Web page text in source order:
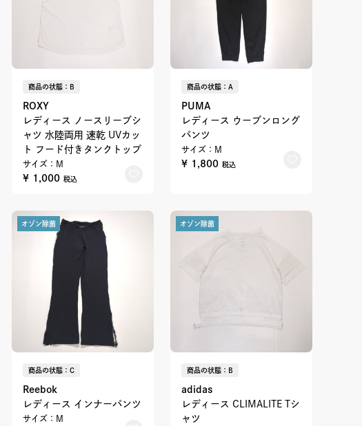
商品の状態：B
ROXY
レディース ノースリーブシ
ャツ 水陸両用 速乾 UVカッ
ト フード付きタンクトップ
サイズ：M
¥ 1,000 税込
商品の状態：A
PUMA
レディース ウーブンロング
パンツ
サイズ：M
¥ 1,800 税込
オゾン除菌
商品の状態：C
Reebok
レディース インナーパンツ
サイズ：M
オゾン除菌
商品の状態：B
adidas
レディース CLIMALITE Tシ
ャツ